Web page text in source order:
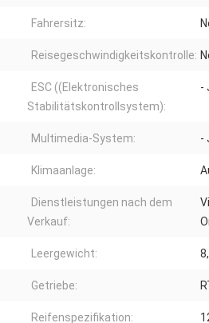
Fahrersitz:
Reisegeschwindigkeitskontrolle:
ESC ((Elektronisches
Stabilitätskontrollsystem):
-
Multimedia-System: -
Klimaanlage:
Dienstleistungen nach dem
Verkauf:
Leergewicht:
Getriebe:
Reifenspezifikation: